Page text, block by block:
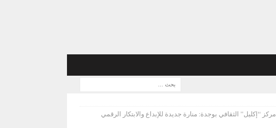
GIL24-TV مركز “إكليل” الثقافي بوجدة: منارة جديدة للإبداع والابتكار الرقمي